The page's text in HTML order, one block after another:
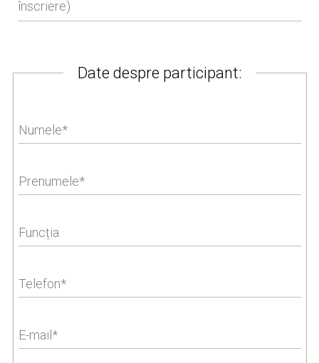
înscriere)
Date despre participant:
Numele
Prenumele
Funcția
Telefon
E-mail